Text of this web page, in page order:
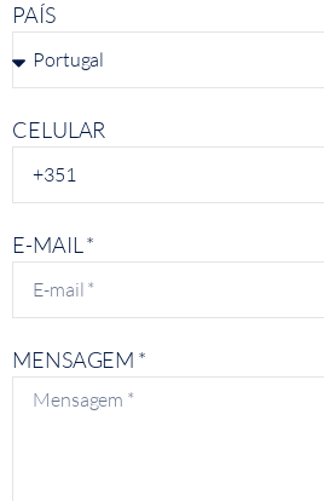
PAÍS
CELULAR
E-MAIL *
MENSAGEM *